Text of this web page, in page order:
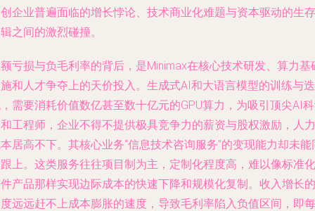
企业普遍面临的增长悖论、技术商业化难题与资本驱动的生存
之间的激烈碰撞。
亏损与负毛利率的背后，是Minimax在核心技术研发、算力基
和人才争夺上的天价投入。生成式AI和大语言模型的训练与迭
需要消耗价值数亿甚至数十亿元的GPU算力，为吸引顶尖AI
工程师，企业不得不提供极具竞争力的薪资与股权激励，人力
居高不下。其核心业务“信息技术咨询服务”的变现能力却未能
上。这类服务往往项目制为主，定制化程度高，难以像标准化
产品那样实现边际成本的快速下降和规模化复制。收入增长的
远远赶不上成本膨胀的速度，导致毛利率陷入负值区间，即每